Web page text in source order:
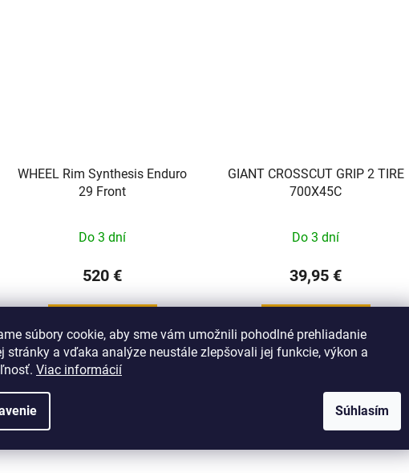
súbory cookie, aby sme vám umožnili pohodlné prehliadanie
stránky a vďaka analýze neustále zlepšovali jej funkcie, výkon a
Viac informácií
Súhlasím
WHEEL Rim Synthesis Enduro
29 Front
Do 3 dní
520 €
GIANT CROSSCUT GRIP 2 TIRE
700X45C
Do 3 dní
39,95 €